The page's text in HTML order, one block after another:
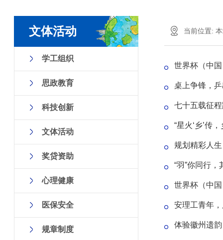
文体活动
学工组织
思政教育
科技创新
文体活动
奖贷资助
心理健康
医保安全
规章制度
当前位置:
世界杯（中
桌上争锋，
七十五载征
“星火‘乡’传
规划精彩人
“羽”你同行
世界杯（中
安理工青年
体验徽州遗